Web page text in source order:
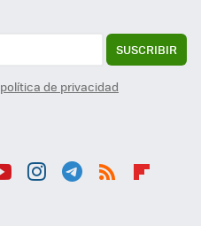
SUSCRIBIR
política de privacidad